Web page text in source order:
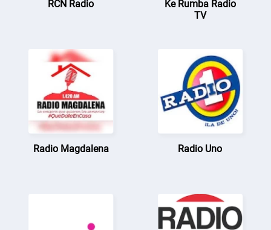
RCN Radio
Ke Rumba Radio
TV
Radio Magdalena Radio Uno